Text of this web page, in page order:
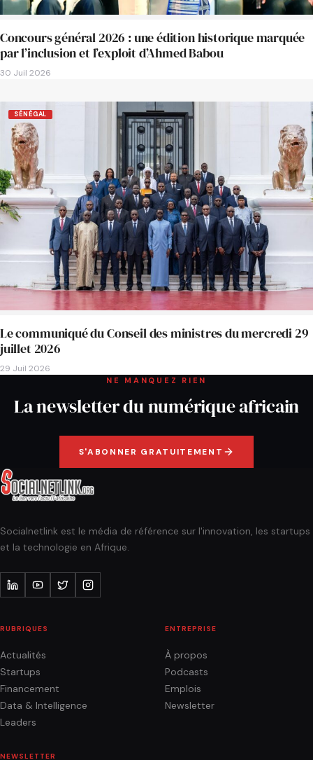
Concours général 2026 : une édition historique marquée
par l’inclusion et l’exploit d’Ahmed Babou
30 Juil 2026
SÉNÉGAL
Le communiqué du Conseil des ministres du mercredi 29
juillet 2026
29 Juil 2026
NE MANQUEZ RIEN
La newsletter du numérique africain
S'ABONNER GRATUITEMENT
Socialnetlink est le média de référence sur l'innovation, les startups
et la technologie en Afrique.
RUBRIQUES
Actualités
Startups
Financement
Data & Intelligence
Leaders
ENTREPRISE
À propos
Podcasts
Emplois
Newsletter
NEWSLETTER